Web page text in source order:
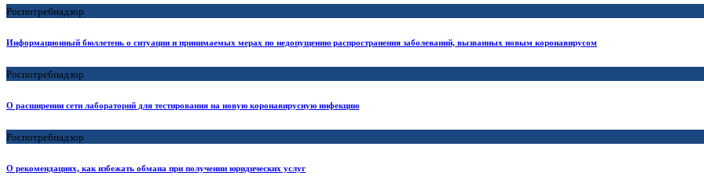
Роспотребнадзор
Информационный бюллетень о ситуации и принимаемых мерах по недопущению распространения заболеваний, вызванных новым коронавирусом
Роспотребнадзор
О расширении сети лабораторий для тестирования на новую коронавирусную инфекцию
Роспотребнадзор
О рекомендациях, как избежать обмана при получении юридических услуг